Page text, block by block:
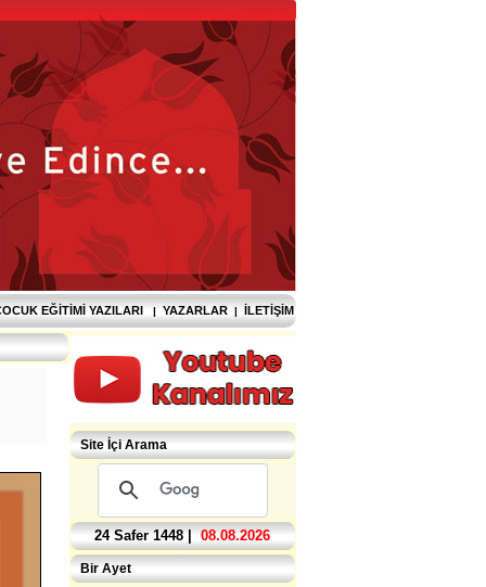
EĞITIMI YAZILARI | YAZARLAR| İLETIŞIM
Site İçi Arama
24 Safer 1448 | 08.08.2026
Bir Ayet